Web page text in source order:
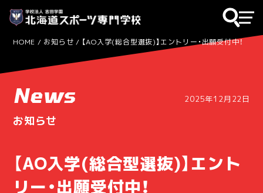
HOME お知らせ 【AO入学(総合型選抜)】エントリー・出願受付中！
News
お知らせ
2025年12月22日
【AO入学(総合型選抜)】エント
リー・出願受付中！